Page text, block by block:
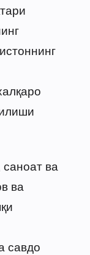
ва
ва
савдо